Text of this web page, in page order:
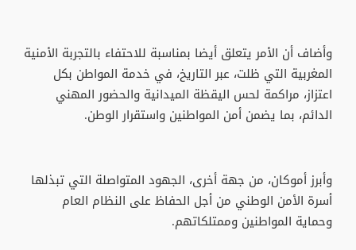
وأضاف أن الأمر يتعلق أيضا بمناسبة للاحتفاء بالتجربة الأمنية
المغربية التي ظلت، عبر التاريخ، في خدمة المواطن بكل
اعتزاز، مراكمة لحس اليقظة الميدانية والحضور المهني
الدائم، بما يضمن أمن المواطنين واستقرار الوطن.
وأبرز أموكان، من جهة أخرى، الجهود المتواصلة التي تبذلها
أسرة الأمن الوطني من أجل الحفاظ على النظام العام
وحماية المواطنين وممتلكاتهم.